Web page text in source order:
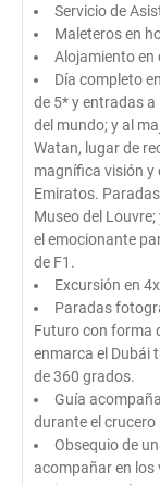
Servicio de
Maleteros en
Alojamiento en
Día completo
de 5* y entradas a
del mundo; y al
Watan, lugar de
magnífica visión y
Emiratos.
Museo del
el emocionante
de F1.
Excursión en
Paradas
Futuro con forma
enmarca el Dubái
de 360 grados.
Guía
durante el crucero
Obsequio de
acompañar en los